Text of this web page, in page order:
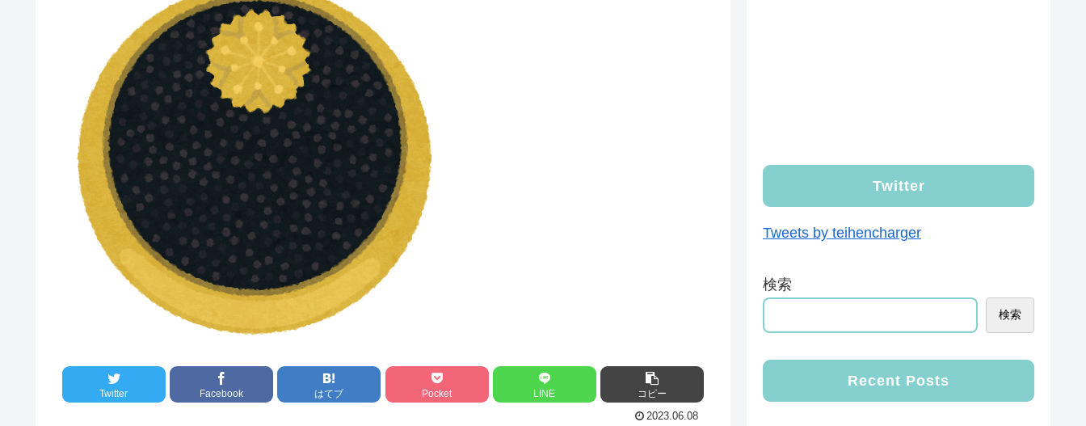
Twitter Facebook はてブ Pocket LINE コピー
2023.06.08
Twitter
Tweets by teihencharger
検索
検索
Recent Posts